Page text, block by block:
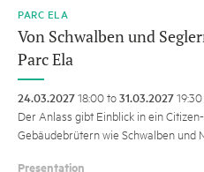
PARC ELA
Von Schwalben und
Parc Ela
24.03.202718:00 to31.03.202719:30
Der Anlass gibt Einblick in ein
Gebäudebrütern wie Schwalben und
Presentation